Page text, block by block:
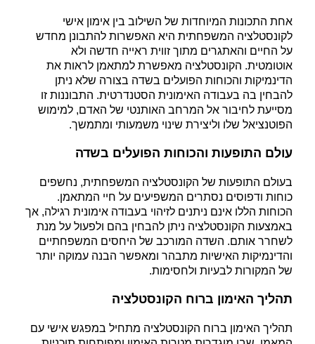
אחת התכונות המיוחדות של השילוב בין אימון אישי
לקונסטלציה המשפחתית היא האפשרות להתבונן מחדש
על החיים והאתגרים מתוך זווית ראייה חדשה ולא
אוטומטית. הקונסטלציה מאפשרת למתאמן לראות את
הדינמיקות והכוחות הפועלים בשדה בצורה שלא ניתן
להבחין בה בעבודה האימונית הסטנדרטית. התבוננות זו
מסייעת לחיבור אל המרחב האותנטי של האדם, למימוש
הפוטנציאל שלו וליצירת שינוי משמעותי ומתמשך.
עולם התופעות והכוחות הפועלים בשדה
בעולם התופעות של הקונסטלציה המשפחתית, נחשפים
כוחות ודפוסים נסתרים המשפיעים על חיי המתאמן.
הכוחות הללו אינם ניתנים לזיהוי בעבודה אימונית רגילה, אך
באמצעות הקונסטלציה ניתן להבחין בהם ולפעול על מנת
לשחרר אותם. השדה המורכב של היחסים המשפחתיים
והדינמיקות האישיות מתבהר ומאפשר הבנה עמוקה יותר
של המקורות לבעיות ולחסימות.
תהליך האימון ברוח הקונסטלציה
תהליך האימון ברוח הקונסטלציה מתחיל במפגש אישי עם